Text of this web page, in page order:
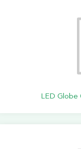
LED